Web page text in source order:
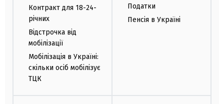
Контракт для 18-24-
річних
Відстрочка від
мобілізації
Мобілізація в Україні:
скільки осіб мобілізує
ТЦК
Податки
Пенсія в Україні